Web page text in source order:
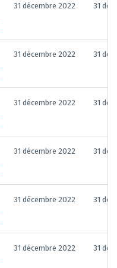
31 décembre 2022 31
31 décembre 2022 31
31 décembre 2022 31
31 décembre 2022 31
31 décembre 2022 31
31 décembre 2022 31